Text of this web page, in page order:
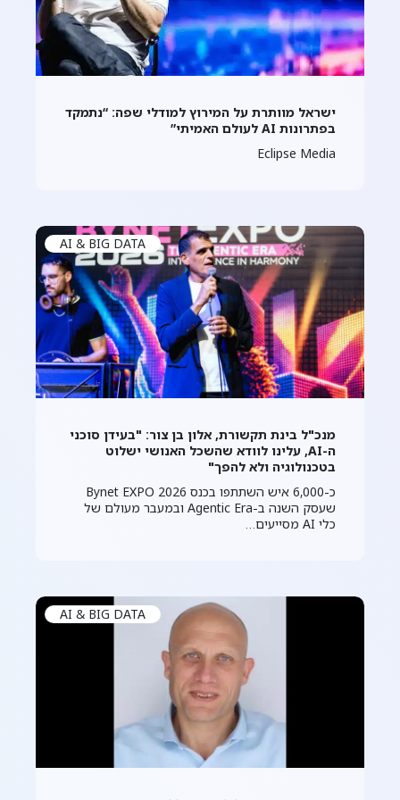
ישראל מוותרת על המירוץ למודלי שפה: “נתמקד
בפתרונות AI לעולם האמיתי”
Eclipse Media
AI & BIG DATA
מנכ"ל בינת תקשורת, אלון בן צור: "בעידן סוכני
ה-AI, עלינו לוודא שהשכל האנושי ישלוט
בטכנולוגיה ולא להפך"
כ-6,000 איש השתתפו בכנס Bynet EXPO 2026
שעסק השנה ב-Agentic Era ובמעבר מעולם של
כלי AI מסייעים…
AI & BIG DATA